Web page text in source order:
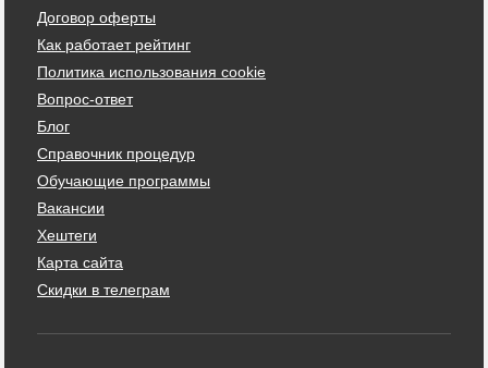
Договор оферты
Как работает рейтинг
Политика использования cookie
Вопрос-ответ
Блог
Справочник процедур
Обучающие программы
Вакансии
Хештеги
Карта сайта
Скидки в телеграм